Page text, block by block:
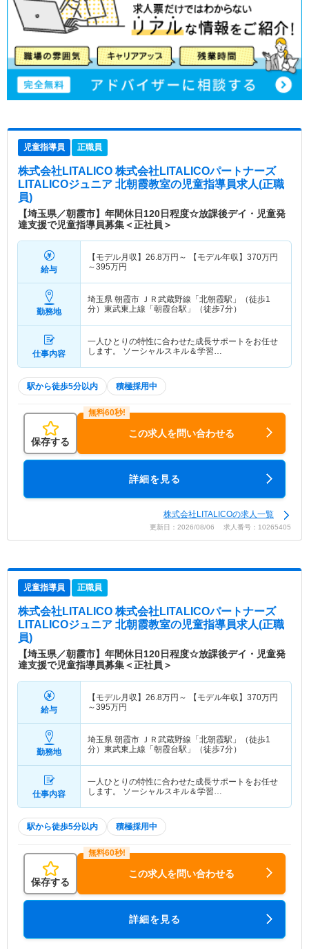
児童指導員 正職員
株式会社LITALICO 株式会社LITALICOパートナーズ
LITALICOジュニア 北朝霞教室の児童指導員求人(正職
員)
【埼玉県／朝霞市】年間休日120日程度☆放課後デイ・児童発
達支援で児童指導員募集＜正社員＞
給与
【モデル月収】 26.8万円～ 【モデル年収】 370万円
～395万円
勤務地
埼玉県 朝霞市 ＪＲ武蔵野線「北朝霞駅」（徒歩1
分）東武東上線「朝霞台駅」（徒歩7分）
仕事内容
一人ひとりの特性に合わせた成長サポートをお任せ
します。 ソーシャルスキル＆学習…
駅から徒歩5分以内 積極採用中
保存する
この求人を問い合わせる
詳細を見る
株式会社LITALICOの求人一覧
更新日：2026/08/06 求人番号：10265405
児童指導員 正職員
株式会社LITALICO 株式会社LITALICOパートナーズ
LITALICOジュニア 北朝霞教室の児童指導員求人(正職
員)
【埼玉県／朝霞市】年間休日120日程度☆放課後デイ・児童発
達支援で児童指導員募集＜正社員＞
給与
【モデル月収】 26.8万円～ 【モデル年収】 370万円
～395万円
勤務地
埼玉県 朝霞市 ＪＲ武蔵野線「北朝霞駅」（徒歩1
分）東武東上線「朝霞台駅」（徒歩7分）
仕事内容
一人ひとりの特性に合わせた成長サポートをお任せ
します。 ソーシャルスキル＆学習…
駅から徒歩5分以内 積極採用中
保存する
この求人を問い合わせる
詳細を見る